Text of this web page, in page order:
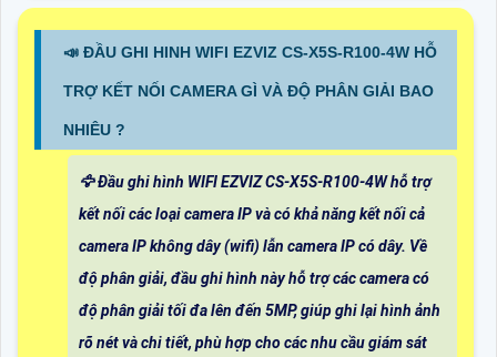
📣 ĐẦU GHI HINH WIFI EZVIZ CS-X5S-R100-4W HỖ
TRỢ KẾT NỐI CAMERA GÌ VÀ ĐỘ PHÂN GIẢI BAO
NHIÊU ?
🦅 Đầu ghi hình WIFI EZVIZ CS-X5S-R100-4W hỗ trợ
kết nối các loại camera IP và có khả năng kết nối cả
camera IP không dây (wifi) lẫn camera IP có dây. Về
độ phân giải, đầu ghi hình này hỗ trợ các camera có
độ phân giải tối đa lên đến 5MP, giúp ghi lại hình ảnh
rõ nét và chi tiết, phù hợp cho các nhu cầu giám sát